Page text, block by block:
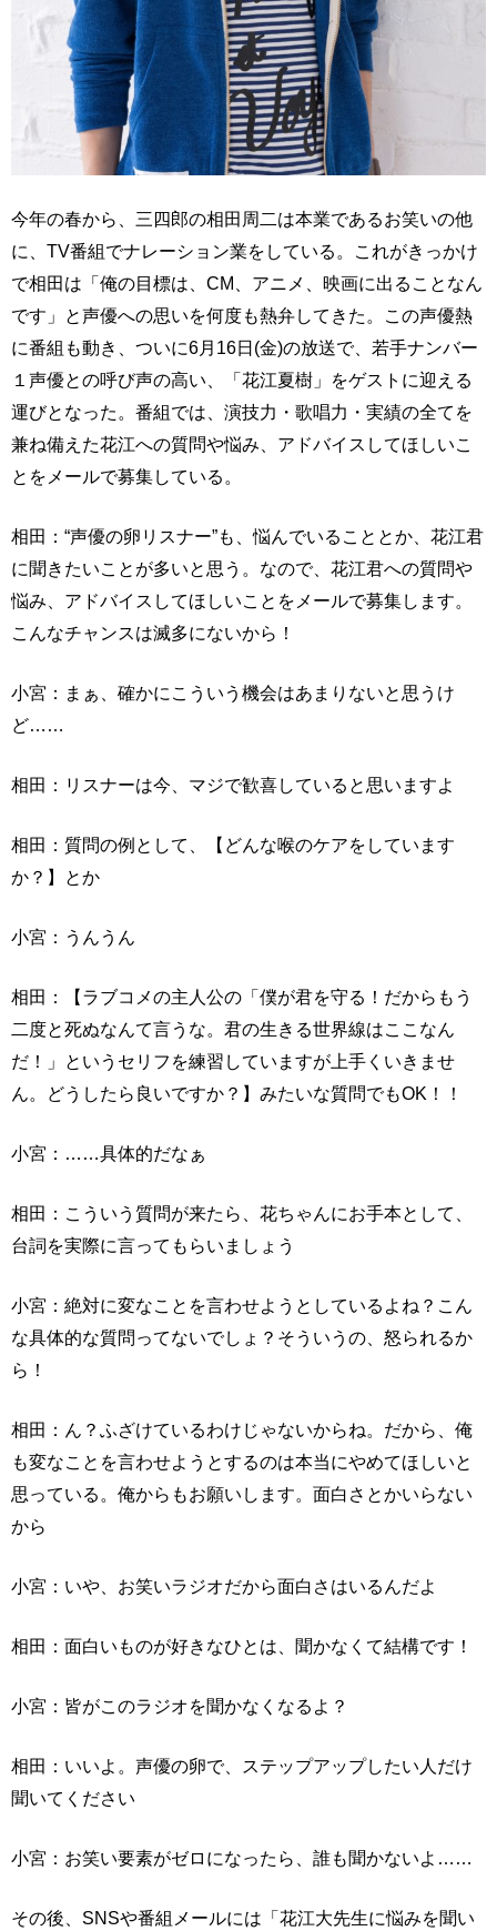
今年の春から、三四郎の相田周二は本業であるお笑いの他
に、TV番組でナレーション業をしている。これがきっかけ
で相田は「俺の目標は、CM、アニメ、映画に出ることなん
です」と声優への思いを何度も熱弁してきた。この声優熱
に番組も動き、ついに6月16日(金)の放送で、若手ナンバー
１声優との呼び声の高い、「花江夏樹」をゲストに迎える
運びとなった。番組では、演技力・歌唱力・実績の全てを
兼ね備えた花江への質問や悩み、アドバイスしてほしいこ
とをメールで募集している。
相田：“声優の卵リスナー”も、悩んでいることとか、花江君
に聞きたいことが多いと思う。なので、花江君への質問や
悩み、アドバイスしてほしいことをメールで募集します。
こんなチャンスは滅多にないから！
小宮：まぁ、確かにこういう機会はあまりないと思うけ
ど……
相田：リスナーは今、マジで歓喜していると思いますよ
相田：質問の例として、【どんな喉のケアをしています
か？】とか
小宮：うんうん
相田：【ラブコメの主人公の「僕が君を守る！だからもう
二度と死ぬなんて言うな。君の生きる世界線はここなん
だ！」というセリフを練習していますが上手くいきませ
ん。どうしたら良いですか？】みたいな質問でもOK！！
小宮：……具体的だなぁ
相田：こういう質問が来たら、花ちゃんにお手本として、
台詞を実際に言ってもらいましょう
小宮：絶対に変なことを言わせようとしているよね？こん
な具体的な質問ってないでしょ？そういうの、怒られるか
ら！
相田：ん？ふざけているわけじゃないからね。だから、俺
も変なことを言わせようとするのは本当にやめてほしいと
思っている。俺からもお願いします。面白さとかいらない
から
小宮：いや、お笑いラジオだから面白さはいるんだよ
相田：面白いものが好きなひとは、聞かなくて結構です！
小宮：皆がこのラジオを聞かなくなるよ？
相田：いいよ。声優の卵で、ステップアップしたい人だけ
聞いてください
小宮：お笑い要素がゼロになったら、誰も聞かないよ……
その後、SNSや番組メールには「花江大先生に悩みを聞い